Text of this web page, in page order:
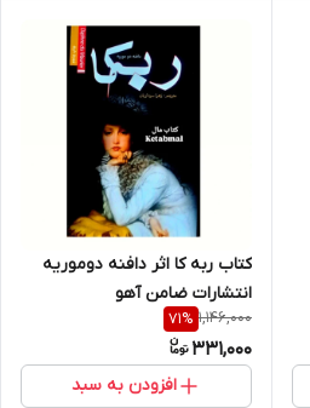
کتاب ربه کا اثر دافنه دوموریه
انتشارات ضامن آهو
1,146,000
71%
331,000
افزودن به سبد